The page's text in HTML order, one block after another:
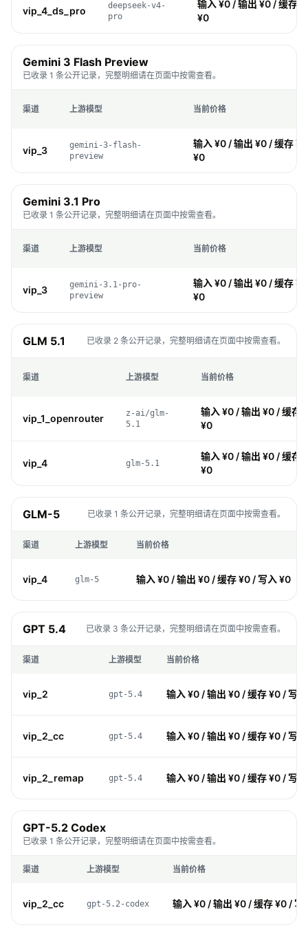
vip_4_ds_pro
deepseek-v4-
pro
输入 ¥0 / 输出 ¥0 / 缓存
¥0
Gemini 3 Flash Preview
已收录 1 条公开记录，完整明细请在页面中按需查看。
渠道 上游模型 当前价格
vip_3
gemini-3-flash-
preview
输入 ¥0 / 输出 ¥0 / 缓存
¥0
Gemini 3.1 Pro
已收录 1 条公开记录，完整明细请在页面中按需查看。
渠道 上游模型 当前价格
vip_3
gemini-3.1-pro-
preview
输入 ¥0 / 输出 ¥0 / 缓存
¥0
GLM 5.1 已收录 2 条公开记录，完整明细请在页面中按需查看。
渠道 上游模型 当前价格
vip_1_openrouter
z-ai/glm-
5.1
输入 ¥0 / 输出 ¥0 / 缓存
¥0
vip_4 glm-5.1
输入 ¥0 / 输出 ¥0 / 缓存
¥0
GLM-5 已收录 1 条公开记录，完整明细请在页面中按需查看。
渠道 上游模型 当前价格
vip_4 glm-5 输入 ¥0 / 输出 ¥0 / 缓存 ¥0 / 写入 ¥0
GPT 5.4 已收录 3 条公开记录，完整明细请在页面中按需查看。
渠道 上游模型 当前价格
vip_2 gpt-5.4 输入 ¥0 / 输出 ¥0 / 缓存 ¥0 / 写
vip_2_cc gpt-5.4 输入 ¥0 / 输出 ¥0 / 缓存 ¥0 / 写
vip_2_remap gpt-5.4 输入 ¥0 / 输出 ¥0 / 缓存 ¥0 / 写
GPT-5.2 Codex
已收录 1 条公开记录，完整明细请在页面中按需查看。
渠道 上游模型 当前价格
vip_2_cc gpt-5.2-codex 输入 ¥0 / 输出 ¥0 / 缓存 ¥0 / 写